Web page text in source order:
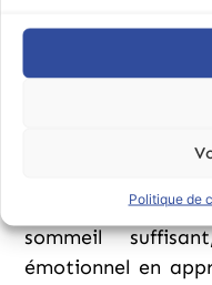
Politique de
peuvent affecter le
Pour prévenir
énergétique, il
équilibrée, de
sommeil
émotionnel en